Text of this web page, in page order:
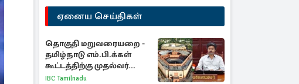
ஏனைய செய்திகள்
தொகுதி மறுவரையறை -
தமிழ்நாடு எம்.பி.க்கள்
கூட்டத்திற்கு முதல்வர்
விஜய் அழைப்பு
IBC Tamilnadu